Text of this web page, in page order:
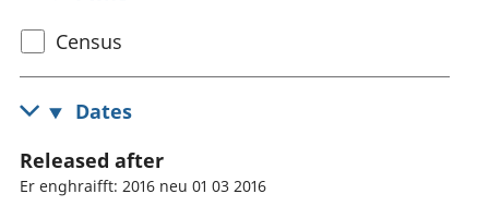
Select
census
topic
Census
Dates
Released after
Er enghraifft: 2016 neu 01 03 2016